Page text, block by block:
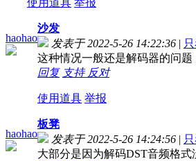
haohao
沙发
发表于 2022-5-26 14:22:36 |
这种情况一般还是解码器的问题
回复 支持 反对
使用道具 举报
haohao
板凳
发表于 2022-5-26 14:24:56 |
大部分是因为解码DST音频格式